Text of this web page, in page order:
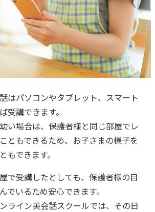
はパソコンやタブレット、スマート
受講できます。
い場合は、保護者様と同じ部屋でレ
ともできるため、お子さまの様子を
もできます。
で受講したとしても、保護者様の目
でいるため安心できます。
ライン英会話スクールでは、その日